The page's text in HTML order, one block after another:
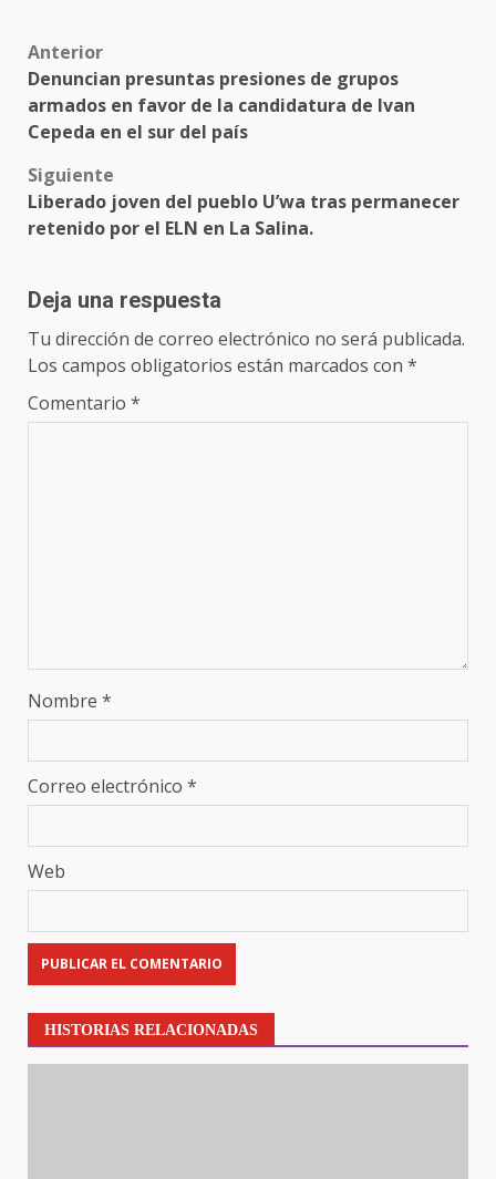
Anterior
Denuncian presuntas presiones de grupos
armados en favor de la candidatura de Ivan
Cepeda en el sur del país
Siguiente
Liberado joven del pueblo U’wa tras permanecer
retenido por el ELN en La Salina.
Deja una respuesta
Tu dirección de correo electrónico no será publicada.
Los campos obligatorios están marcados con *
Comentario *
Nombre *
Correo electrónico *
Web
HISTORIAS RELACIONADAS